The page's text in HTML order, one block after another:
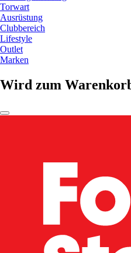
Torwart
Ausrüstung
Clubbereich
Lifestyle
Outlet
Marken
Wird zum